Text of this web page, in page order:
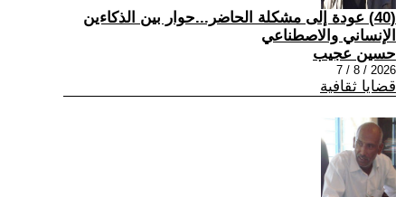
(40) عودة إلى مشكلة الحاضر...حوار بين الذكاءين
الإنساني والاصطناعي
حسين عجيب
2026 / 8 / 7
قضايا ثقافية